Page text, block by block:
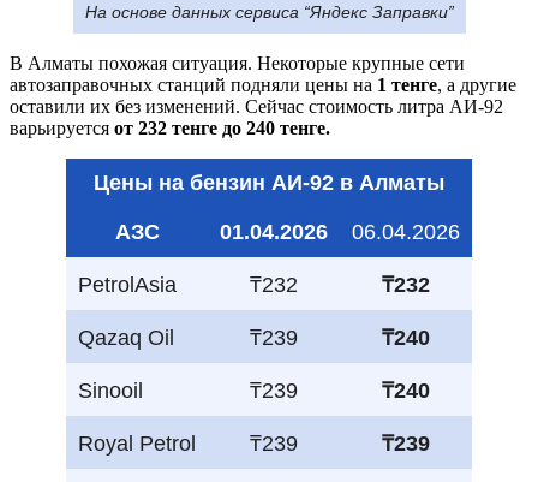
На основе данных сервиса “Яндекс Заправки”
В Алматы похожая ситуация. Некоторые крупные сети
автозаправочных станций подняли цены на 1 тенге, а другие
оставили их без изменений. Сейчас стоимость литра АИ-92
варьируется от 232 тенге до 240 тенге.
Цены на бензин АИ-92 в Алматы
АЗС 01.04.2026 06.04.2026
PetrolAsia ₸232 ₸232
Qazaq Oil ₸239 ₸240
Sinooil ₸239 ₸240
Royal Petrol ₸239 ₸239